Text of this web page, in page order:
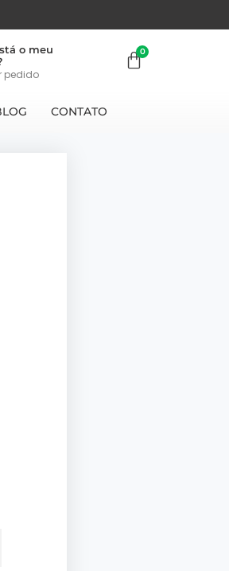
o meu
pedido
CONTATO